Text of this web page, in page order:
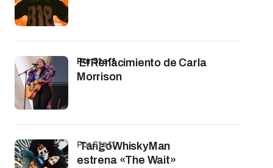
El Renacimiento de Carla
Morrison
por Staff
TangoWhiskyMan
estrena «The Wait»
por Staff